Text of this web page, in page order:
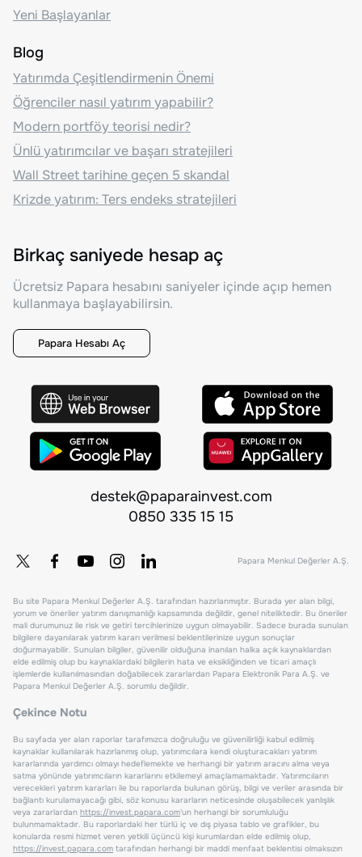
Yeni Başlayanlar
Blog
Yatırımda Çeşitlendirmenin Önemi
Öğrenciler nasıl yatırım yapabilir?
Modern portföy teorisi nedir?
Ünlü yatırımcılar ve başarı stratejileri
Wall Street tarihine geçen 5 skandal
Krizde yatırım: Ters endeks stratejileri
Birkaç saniyede hesap aç
Ücretsiz Papara hesabını saniyeler içinde açıp hemen
kullanmaya başlayabilirsin.
Papara Hesabı Aç
destek@paparainvest.com
0850 335 15 15
Papara Menkul Değerler A.Ş.
Bu site Papara Menkul Değerler A.Ş. tarafından hazırlanmıştır. Burada yer alan bilgi,
yorum ve öneriler yatırım danışmanlığı kapsamında değildir, genel niteliktedir. Bu öneriler
mali durumunuz ile risk ve getiri tercihlerinize uygun olmayabilir. Sadece burada sunulan
bilgilere dayanılarak yatırım kararı verilmesi beklentilerinize uygun sonuçlar
doğurmayabilir. Sunulan bilgiler, güvenilir olduğuna inanılan halka açık kaynaklardan
elde edilmiş olup bu kaynaklardaki bilgilerin hata ve eksikliğinden ve ticari amaçlı
işlemlerde kullanılmasından doğabilecek zararlardan Papara Elektronik Para A.Ş. ve
Papara Menkul Değerler A.Ş. sorumlu değildir.
Çekince Notu
Bu sayfada yer alan raporlar tarafımızca doğruluğu ve güvenilirliği kabul edilmiş
kaynaklar kullanılarak hazırlanmış olup, yatırımcılara kendi oluşturacakları yatırım
kararlarında yardımcı olmayı hedeflemekte ve herhangi bir yatırım aracını alma veya
satma yönünde yatırımcıların kararlarını etkilemeyi amaçlamamaktadır. Yatırımcıların
verecekleri yatırım kararları ile bu raporlarda bulunan görüş, bilgi ve veriler arasında bir
bağlantı kurulamayacağı gibi, söz konusu kararların neticesinde oluşabilecek yanlışlık
veya zararlardan https://invest.papara.com'un herhangi bir sorumluluğu
bulunmamaktadır. Bu raporlardaki her türlü iç ve dış piyasa tablo ve grafikler, bu
konularda resmi hizmet veren yetkili üçüncü kişi kurumlardan elde edilmiş olup,
https://invest.papara.com tarafından herhangi bir maddi menfaat beklentisi olmaksızın